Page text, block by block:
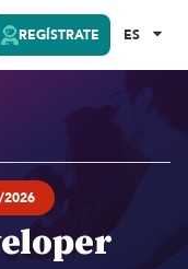
REGÍSTRATE ES